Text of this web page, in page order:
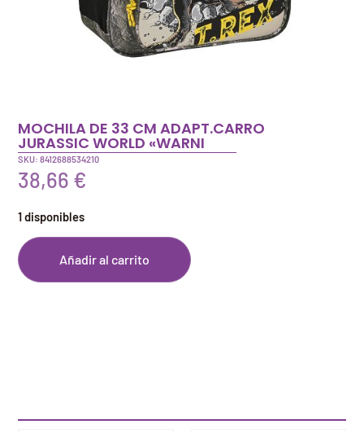
MOCHILA DE 33 CM ADAPT.CARRO
JURASSIC WORLD «WARNI
SKU: 8412688534210
38,66 €
1 disponibles
Añadir al carrito